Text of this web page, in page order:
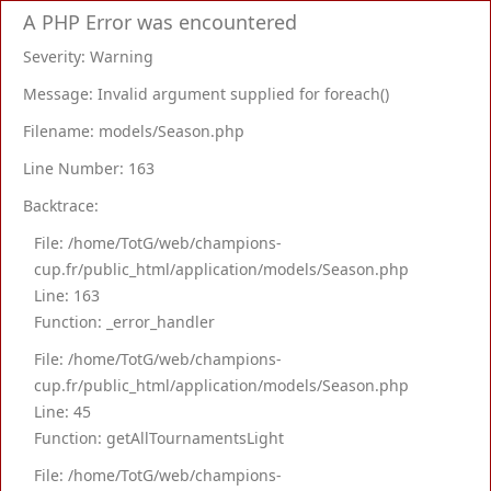
A PHP Error was encountered
Severity: Warning
Message: Invalid argument supplied for foreach()
Filename: models/Season.php
Line Number: 163
Backtrace:
File: /home/TotG/web/champions-
cup.fr/public_html/application/models/Season.php
Line: 163
Function: _error_handler
File: /home/TotG/web/champions-
cup.fr/public_html/application/models/Season.php
Line: 45
Function: getAllTournamentsLight
File: /home/TotG/web/champions-